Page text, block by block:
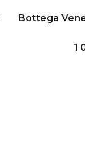
Bottega
1